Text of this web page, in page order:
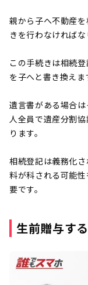
親から子へ不動産
きを行わなければな
この手続きは相続
を子へと書き換えま
遺言書がある場合
人全員で遺産分割
ります。
相続登記は義務化
料が科される可能
要です。
生前贈与す